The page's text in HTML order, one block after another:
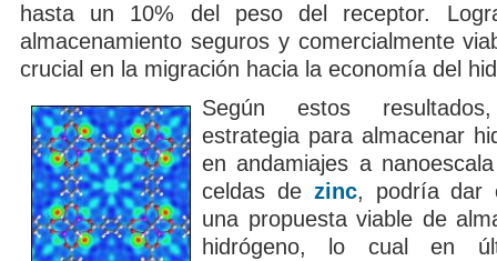
hasta un 10% del peso del receptor.
almacenamiento seguros y comercialmente
crucial en la migración hacia la economía del
Según estos
estrategia para almacenar
en andamiajes a
celdas de zinc, podría dar
una propuesta viable de
hidrógeno, lo cual en